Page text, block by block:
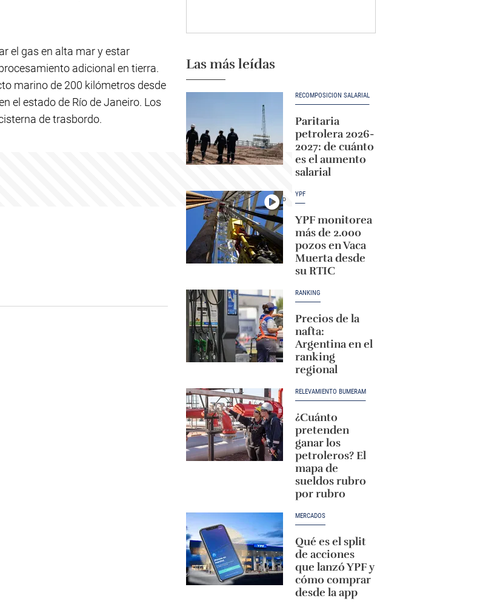
el gas en alta mar y estar
adicional en tierra.
marino de 200 kilómetros desde
el estado de Río de Janeiro. Los
de trasbordo.
Las más leídas
RECOMPOSICIÓN SALARIAL
Paritaria
petrolera 2026-
2027: de cuánto
es el aumento
salarial
YPF
YPF monitorea
más de 2.000
pozos en Vaca
Muerta desde
su RTIC
RANKING
Precios de la
nafta:
Argentina en el
ranking
regional
RELEVAMIENTO BUMERAM
¿Cuánto
pretenden
ganar los
petroleros? El
mapa de
sueldos rubro
por rubro
MERCADOS
Qué es el split
de acciones
que lanzó YPF y
cómo comprar
desde la app